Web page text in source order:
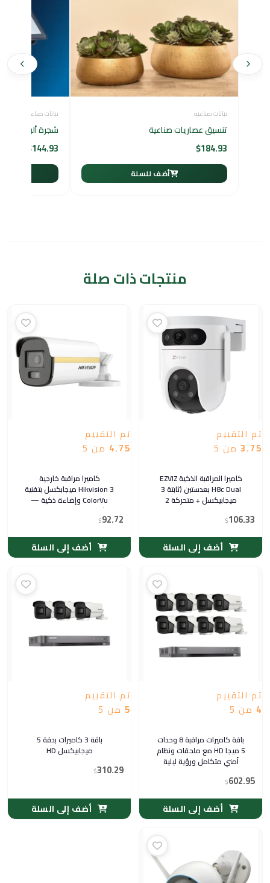
نباتات صناعية
تنسيق عصاريات صناعية
$184.93
أضف للسلة
نباتات صناعية
شجرة ألوكاسيا
$144.93
منتجات ذات صلة
تم التقييم
3.75 من 5
كاميرا المراقبة الذكية EZVIZ
H8c Dual بعدستين (ثابتة 3
ميجابيكسل + متحركة 2
ميجابيكسل) بتغطية بانورامية
360 درجة ورؤية ليلية ملونة$106.33
أضف إلى السلة
تم التقييم
4.75 من 5
كاميرا مراقبة خارجية
Hikvision 3 ميجابكسل بتقنية
ColorVu وإضاءة ذكية —
رؤية ليلية ملونة وواضحة،
$92.72
أضف إلى السلة
تم التقييم
4 من 5
باقة كاميرات مراقبة 8 وحدات
5 ميجا HD مع ملحقات ونظام
أمني متكامل ورؤية ليلية
$602.95
أضف إلى السلة
تم التقييم
5 من 5
باقة 3 كاميرات بدقة 5
ميجابيكسل HD
$310.29
أضف إلى السلة